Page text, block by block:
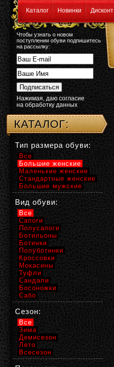
Каталог Новинки Дисконт
Чтобы узнать о новом
поступлении обуви подпишитесь
на рассылку:
Нажимая, даю согласие
на обработку данных
КАТАЛОГ:
Тип размера обуви:
Все
Большие женские
Маленькие женские
Стандартные женские
Большие мужские
Вид обуви:
Все
Сапоги
Полусапоги
Ботильоны
Ботинки
Полуботинки
Кроссовки
Мокасины
Туфли
Сандали
Босоножки
Сабо
Сезон:
Все
Зима
Демисезон
Лето
Всесезон